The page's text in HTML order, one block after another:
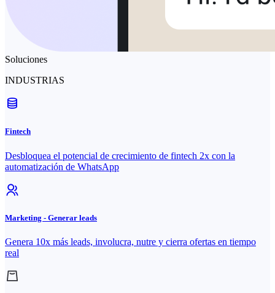
Soluciones
INDUSTRIAS
Fintech
Desbloquea el potencial de crecimiento de fintech 2x con la
automatización de WhatsApp
Marketing - Generar leads
Genera 10x más leads, involucra, nutre y cierra ofertas en tiempo
real